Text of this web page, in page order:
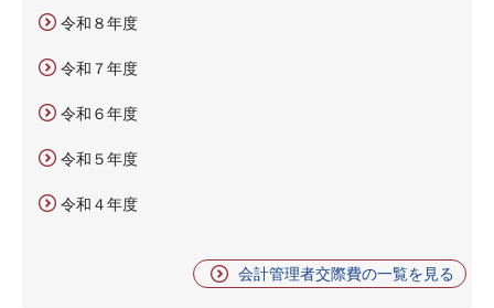
令和８年度
令和７年度
令和６年度
令和５年度
令和４年度
会計管理者交際費の一覧を見る